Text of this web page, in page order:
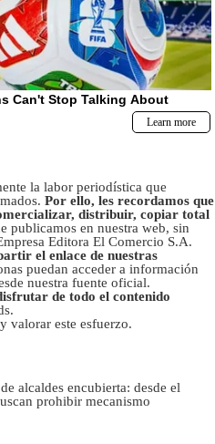
la labor periodística que
Por ello, les recordamos que
distribuir, copiar total
publicamos en nuestra web, sin
Editora El Comercio S.A.
el enlace de nuestras
puedan acceder a información
nuestra fuente oficial.
de todo el contenido
valorar este esfuerzo.
alcaldes encubierta: desde el
prohibir mecanismo